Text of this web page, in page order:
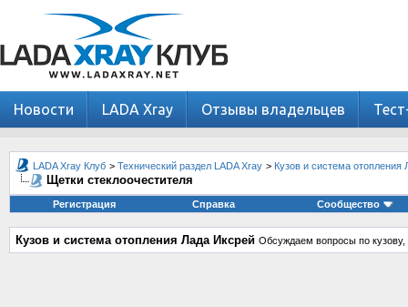
Новости LADA Xray Отзывы владельцев
LADA Xray Клуб > Технический раздел LADA Xray > Кузов и система отопления
Щетки стеклоочестителя
Регистрация Справка Сообщество
Кузов и система отопления Лада Иксрей Обсуждаем вопросы по кузову,